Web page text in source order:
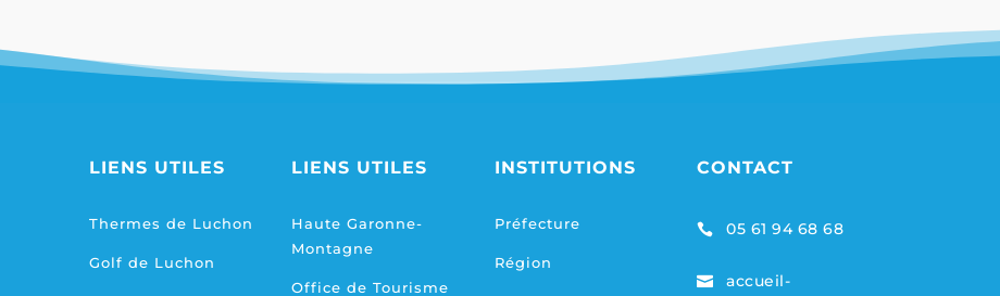
LIENS UTILES
Thermes de Luchon
Golf de Luchon
LIENS UTILES
Haute Garonne-
Montagne
Office de Tourisme
INSTITUTIONS
Préfecture
Région
CONTACT
 05 61 94 68 68

accueil-